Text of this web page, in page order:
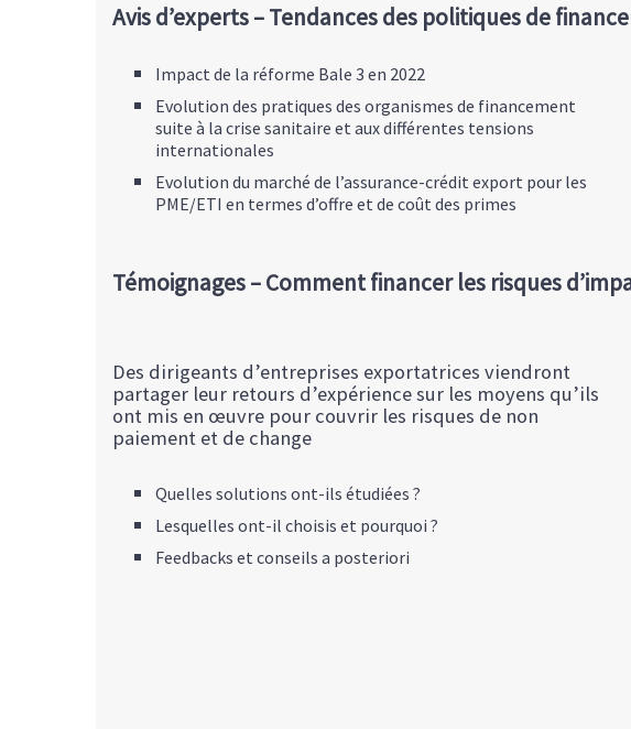
Avis d’experts – Tendances des politiques de
Impact de la réforme Bale 3 en 2022
Evolution des pratiques des organismes de financement
suite à la crise sanitaire et aux différentes tensions
internationales
Evolution du marché de l’assurance-crédit export pour les
PME/ETI en termes d’offre et de coût des primes
Témoignages – Comment financer les risques
Des dirigeants d’entreprises exportatrices viendront
partager leur retours d’expérience sur les moyens qu’ils
ont mis en œuvre pour couvrir les risques de non
paiement et de change
Quelles solutions ont-ils étudiées ?
Lesquelles ont-il choisis et pourquoi ?
Feedbacks et conseils a posteriori